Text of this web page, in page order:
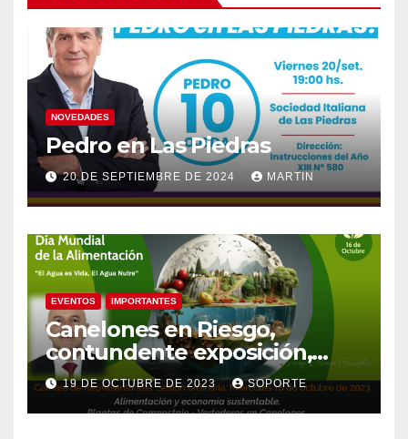
NOVEDADES
Pedro en Las Piedras
20 DE SEPTIEMBRE DE 2024 MARTIN
EVENTOS IMPORTANTES
Canelones en Riesgo,
contundente exposición,
agua como recurso, agua
como derecho humano.
19 DE OCTUBRE DE 2023 SOPORTE